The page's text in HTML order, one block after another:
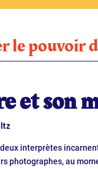
le pouvoir
et son
deux interprètes
photographes, au